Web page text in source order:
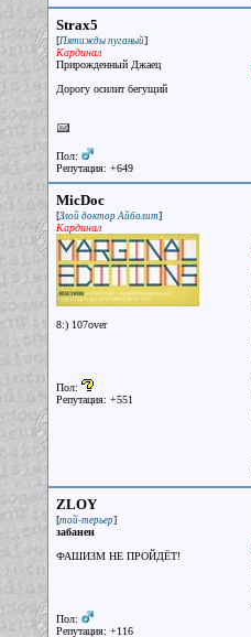
Strax5
[Пятижды пуганый]
Кардинал
Прирожденный Джаец
Дорогу осилит бегущий
Пол:
Репутация: +649
MicDoc
[Злой доктор Айболит]
Кардинал
8:) 107over
Пол:
Репутация: +551
ZLOY
[той-терьер]
забанен
ФАШИЗМ НЕ ПРОЙДЁТ!
Пол:
Репутация: +116